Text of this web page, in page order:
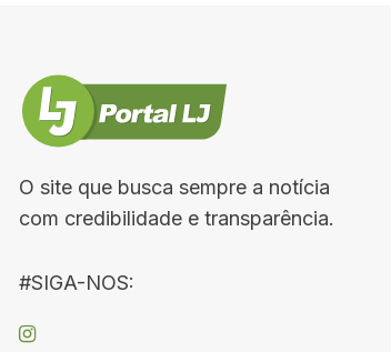
O site que busca sempre a notícia
com credibilidade e transparência.
#SIGA-NOS: